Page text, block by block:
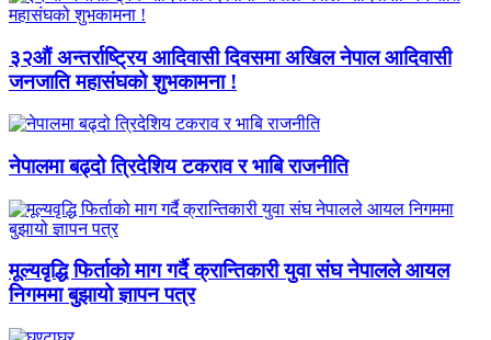
३२औं अन्तर्राष्ट्रिय आदिवासी दिवसमा अखिल नेपाल आदिवासी
जनजाति महासंघको शुभकामना !
नेपालमा बढ्दो त्रिदेशिय टकराव र भाबि राजनीति
मूल्यवृद्धि फिर्ताको माग गर्दै क्रान्तिकारी युवा संघ नेपालले आयल
निगममा बुझायो ज्ञापन पत्र